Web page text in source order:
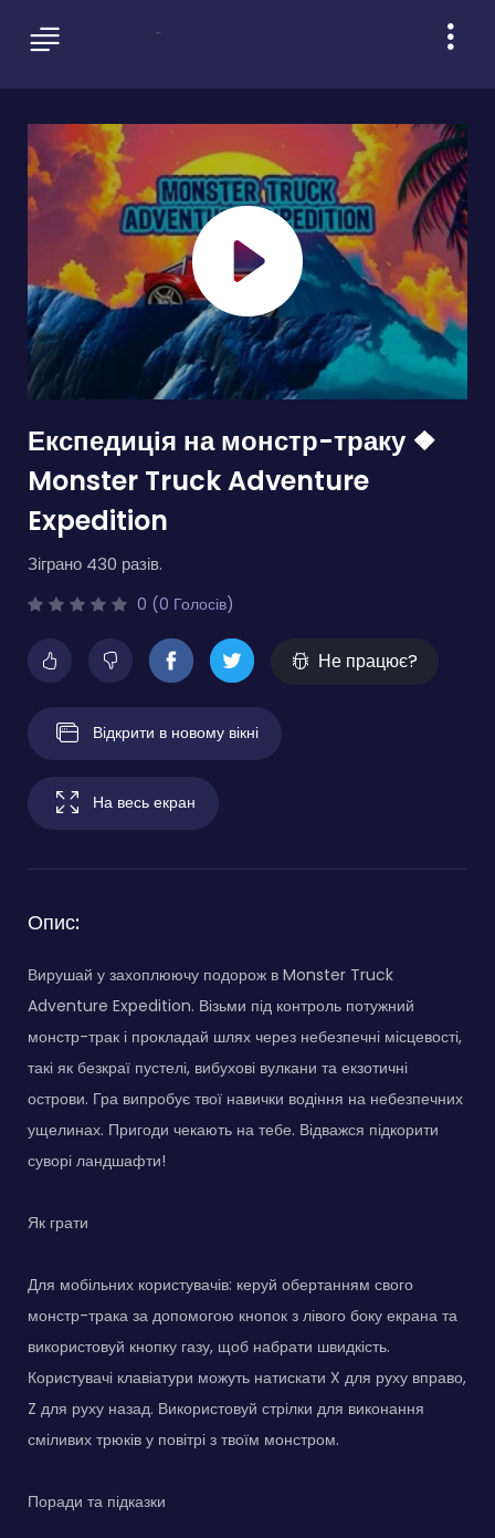
Експедиція на монстр-траку ❖
Monster Truck Adventure
Expedition
Зіграно 430 разів.
0 (0 Голосів)
Не працює?
Відкрити в новому вікні
На весь екран
Опис:
Вирушай у захоплюючу подорож в Monster Truck
Adventure Expedition. Візьми під контроль потужний
монстр-трак і прокладай шлях через небезпечні місцевості,
такі як безкраї пустелі, вибухові вулкани та екзотичні
острови. Гра випробує твої навички водіння на небезпечних
ущелинах. Пригоди чекають на тебе. Відважся підкорити
суворі ландшафти!
Як грати
Для мобільних користувачів: керуй обертанням свого
монстр-трака за допомогою кнопок з лівого боку екрана та
використовуй кнопку газу, щоб набрати швидкість.
Користувачі клавіатури можуть натискати X для руху вправо,
Z для руху назад. Використовуй стрілки для виконання
сміливих трюків у повітрі з твоїм монстром.
Поради та підказки